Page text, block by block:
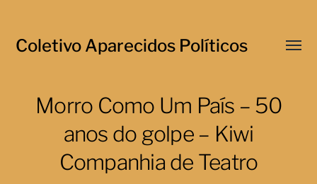
Coletivo Aparecidos Políticos
Menu
Morro Como Um País – 50
anos do golpe – Kiwi
Companhia de Teatro